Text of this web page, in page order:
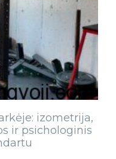
izometrija,
ir psichologinis